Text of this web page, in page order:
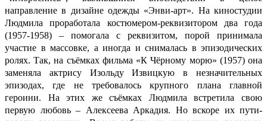
направление в дизайне одежды «Энви-арт». На киностудии
Людмила проработала костюмером-реквизитором два года
(1957-1958) – помогала с реквизитом, порой принимала
участие в массовке, а иногда и снималась в эпизодических
ролях. Так, на съёмках фильма «К Чёрному морю» (1957) она
заменяла актрису Изольду Извицкую в незначительных
эпизодах, где не требовалось крупного плана главной
героини. На этих же съёмках Людмила встретила свою
первую любовь – Алексеева Аркадия. Но вскоре их пути-